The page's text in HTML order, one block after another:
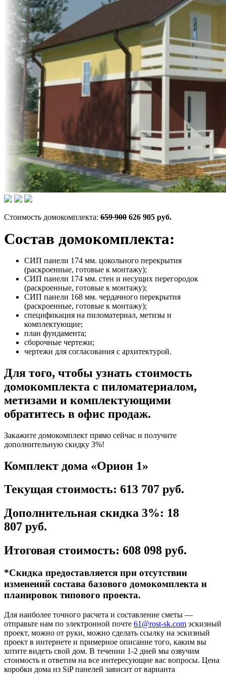
Стоимость домокомплекта: 659 900 626 905 руб.
Состав домокомплекта:
СИП панели 174 мм. цокольного перекрытия
(раскроенные, готовые к монтажу);
СИП панели 174 мм. стен и несущих перегородок
(раскроенные, готовые к монтажу);
СИП панели 168 мм. чердачного перекрытия
(раскроенные, готовые к монтажу);
спецификация на пиломатериал, метизы и
комплектующие;
план фундамента;
сборочные чертежи;
чертежи для согласования с архитектурой.
Для того, чтобы узнать стоимость
домокомплекта с пиломатериалом,
метизами и комплектующими
обратитесь в офис продаж.
Закажите домокомплект прямо сейчас и получите
дополнительную скидку 3%!
Комплект дома «Орион 1»
Текущая стоимость: 613 707 руб.
Дополнительная скидка 3%: 18
807 руб.
Итоговая стоимость: 608 098 руб.
*Скидка предоставляется при отсутствии
изменений состава базового домокомплекта и
планировок типового проекта.
Для наиболее точного расчета и составление сметы —
отправьте нам по электронной почте 61@rost-sk.com эскизный
проект, можно от руки, можно сделать ссылку на эскизный
проект в интернете и примерное описание того, каким вы
хотите видеть свой дом. В течении 1-2 дней мы озвучим
стоимость и ответим на все интересующие вас вопросы. Цена
коробки дома из SiP панелей зависит от варианта